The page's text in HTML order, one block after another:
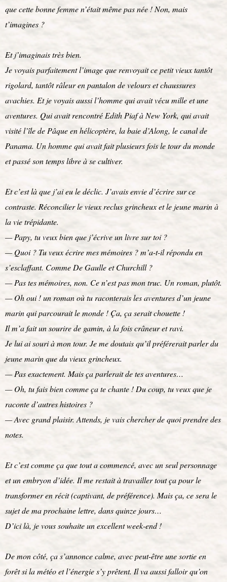
que cette bonne femme n’était même pas née ! Non, mais
t’imagines ?
Et j’imaginais très bien.
Je voyais parfaitement l’image que renvoyait ce petit vieux tantôt
rigolard, tantôt râleur en pantalon de velours et chaussures
avachies. Et je voyais aussi l’homme qui avait vécu mille et une
aventures. Qui avait rencontré Edith Piaf à New York, qui avait
visité l’île de Pâque en hélicoptère, la baie d’Along, le canal de
Panama. Un homme qui avait fait plusieurs fois le tour du monde
et passé son temps libre à se cultiver.
Et c’est là que j’ai eu le déclic. J’avais envie d’écrire sur ce
contraste. Réconcilier le vieux reclus grincheux et le jeune marin à
la vie trépidante.
— Papy, tu veux bien que j’écrive un livre sur toi ?
— Quoi ? Tu veux écrire mes mémoires ? m’a-t-il répondu en
s’esclaffant. Comme De Gaulle et Churchill ?
— Pas tes mémoires, non. Ce n’est pas mon truc. Un roman, plutôt.
— Oh oui ! un roman où tu raconterais les aventures d’un jeune
marin qui parcourait le monde ! Ça, ça serait chouette !
Il m’a fait un sourire de gamin, à la fois crâneur et ravi.
Je lui ai souri à mon tour. Je me doutais qu’il préférerait parler du
jeune marin que du vieux grincheux.
— Pas exactement. Mais ça parlerait de tes aventures…
— Oh, tu fais bien comme ça te chante ! Du coup, tu veux que je
raconte d’autres histoires ?
— Avec grand plaisir. Attends, je vais chercher de quoi prendre des
notes.
Et c’est comme ça que tout a commencé, avec un seul personnage
et un embryon d’idée. Il me restait à travailler tout ça pour le
transformer en récit (captivant, de préférence). Mais ça, ce sera le
sujet de ma prochaine lettre, dans quinze jours…
D’ici là, je vous souhaite un excellent week-end !
De mon côté, ça s’annonce calme, avec peut-être une sortie en
forêt si la météo et l’énergie s’y prêtent. Il va aussi falloir qu’on